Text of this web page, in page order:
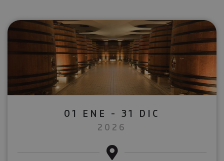
01 ENE - 31 DIC
2026